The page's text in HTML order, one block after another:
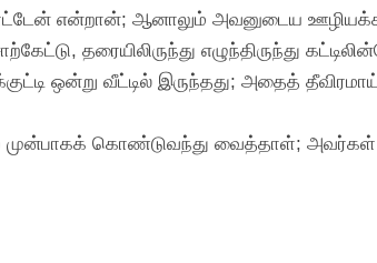
என்றான்; ஆனாலும் அவனுடைய
தரையிலிருந்து எழுந்திருந்து
ஒன்று வீட்டில் இருந்தது; அதைத் தீவிரமாய்
கொண்டுவந்து வைத்தாள்; அவர்கள்